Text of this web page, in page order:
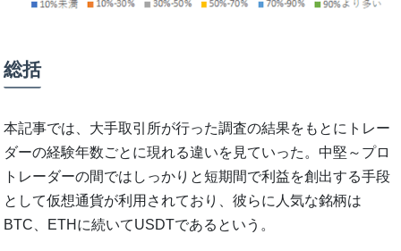
総括
本記事では、大手取引所が行った調査の結果をもとにトレー
ダーの経験年数ごとに現れる違いを見ていった。中堅～プロ
トレーダーの間ではしっかりと短期間で利益を創出する手段
として仮想通貨が利用されており、彼らに人気な銘柄は
BTC、ETHに続いてUSDTであるという。